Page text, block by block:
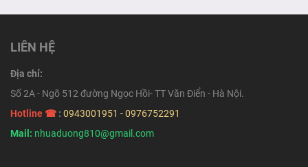
LIÊN HỆ
Địa chỉ:
Số 2A - Ngõ 512 đường Ngọc Hồi- TT Văn Điển - Hà Nội.
Hotline ☎ : 0943001951 - 0976752291
Mail: nhuaduong810@gmail.com